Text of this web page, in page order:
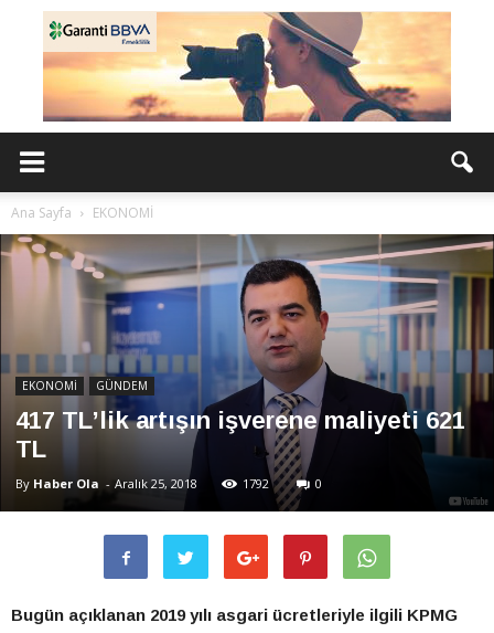
Ana Sayfa EKONOMİ
EKONOMİ GÜNDEM
417 TL’lik artışın işverene maliyeti 621
TL
By Haber Ola - Aralık 25, 2018 1792 0
Bugün açıklanan 2019 yılı asgari ücretleriyle ilgili KPMG